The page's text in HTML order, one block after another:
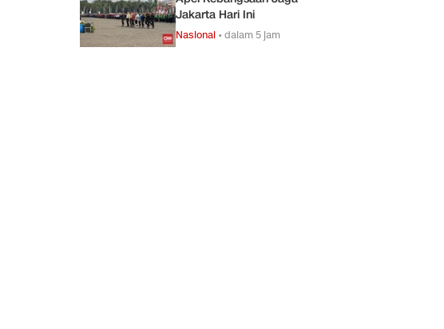
Jakarta Hari Ini
Nasional •dalam 5 jam